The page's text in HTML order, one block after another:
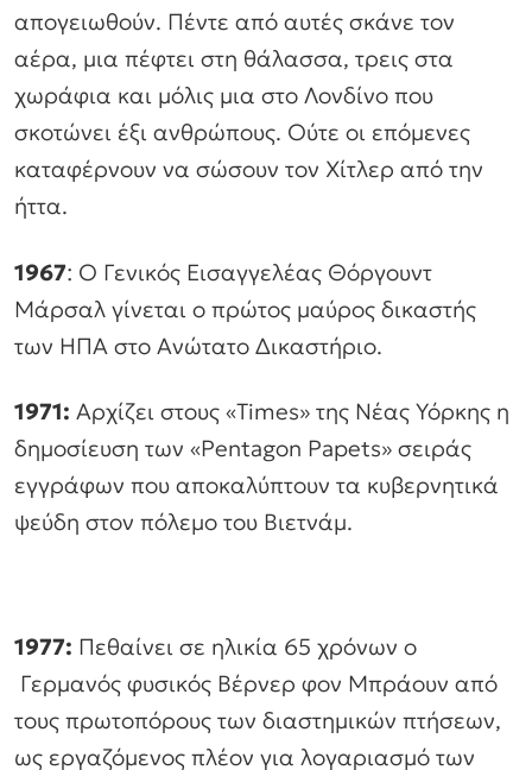
απογειωθούν. Πέντε από αυτές σκάνε τον
αέρα, μια πέφτει στη θάλασσα, τρεις στα
χωράφια και μόλις μια στο Λονδίνο που
σκοτώνει έξι ανθρώπους. Ούτε οι επόμενες
καταφέρνουν να σώσουν τον Χίτλερ από την
ήττα.
1967: Ο Γενικός Εισαγγελέας Θόργουντ
Μάρσαλ γίνεται ο πρώτος μαύρος δικαστής
των ΗΠΑ στο Ανώτατο Δικαστήριο.
1971: Αρχίζει στους «Times» της Νέας Υόρκης η
δημοσίευση των «Pentagon Papets» σειράς
εγγράφων που αποκαλύπτουν τα κυβερνητικά
ψεύδη στον πόλεμο του Βιετνάμ.
1977: Πεθαίνει σε ηλικία 65 χρόνων ο
Γερμανός φυσικός Βέρνερ φον Μπράουν από
τους πρωτοπόρους των διαστημικών πτήσεων,
ως εργαζόμενος πλέον για λογαριασμό των